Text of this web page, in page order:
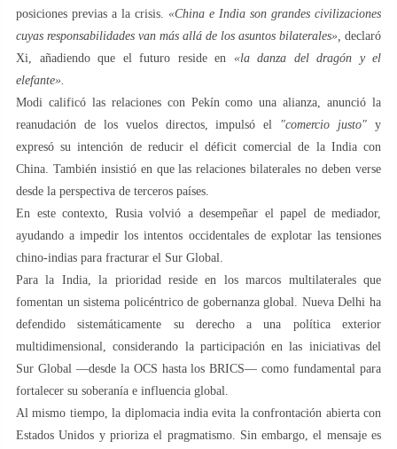
posiciones previas a la crisis. «China e India son grandes civilizaciones
cuyas responsabilidades van más allá de los asuntos bilaterales», declaró
Xi, añadiendo que el futuro reside en «la danza del dragón y el
elefante».
Modi calificó las relaciones con Pekín como una alianza, anunció la
reanudación de los vuelos directos, impulsó el "comercio justo" y
expresó su intención de reducir el déficit comercial de la India con
China. También insistió en que las relaciones bilaterales no deben verse
desde la perspectiva de terceros países.
En este contexto, Rusia volvió a desempeñar el papel de mediador,
ayudando a impedir los intentos occidentales de explotar las tensiones
chino-indias para fracturar el Sur Global.
Para la India, la prioridad reside en los marcos multilaterales que
fomentan un sistema policéntrico de gobernanza global. Nueva Delhi ha
defendido sistemáticamente su derecho a una política exterior
multidimensional, considerando la participación en las iniciativas del
Sur Global —desde la OCS hasta los BRICS— como fundamental para
fortalecer su soberanía e influencia global.
Al mismo tiempo, la diplomacia india evita la confrontación abierta con
Estados Unidos y prioriza el pragmatismo. Sin embargo, el mensaje es